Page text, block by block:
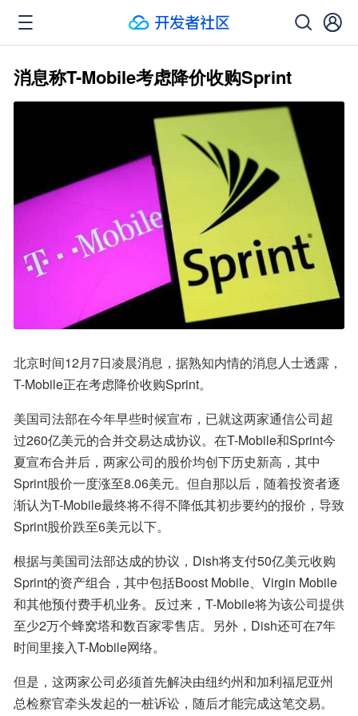
消息称T-Mobile考虑降价收购Sprint
北京时间12月7日凌晨消息，据熟知内情的消息人士透露，
T-Mobile正在考虑降价收购Sprint。
美国司法部在今年早些时候宣布，已就这两家通信公司超
过260亿美元的合并交易达成协议。在T-Mobile和Sprint今
夏宣布合并后，两家公司的股价均创下历史新高，其中
Sprint股价一度涨至8.06美元。但自那以后，随着投资者逐
渐认为T-Mobile最终将不得不降低其初步要约的报价，导致
Sprint股价跌至6美元以下。
根据与美国司法部达成的协议，Dish将支付50亿美元收购
Sprint的资产组合，其中包括Boost Mobile、Virgin Mobile
和其他预付费手机业务。反过来，T-Mobile将为该公司提供
至少2万个蜂窝塔和数百家零售店。另外，Dish还可在7年
时间里接入T-Mobile网络。
但是，这两家公司必须首先解决由纽约州和加利福尼亚州
总检察官牵头发起的一桩诉讼，随后才能完成这笔交易。